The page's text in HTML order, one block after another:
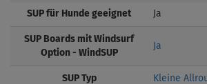
SUP für Hunde geeignet Ja
SUP Boards mit Windsurf
Option - WindSUP
Ja
SUP Typ Kleine